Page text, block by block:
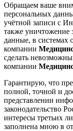
Обращаем ваше
персональных
учётной записи с
также уничтожение
данные, в системах
компании
сделать
компании
Гарантирую, что
полной, точной и
представлении
законодательство
интересы третьих
заполнена мною в